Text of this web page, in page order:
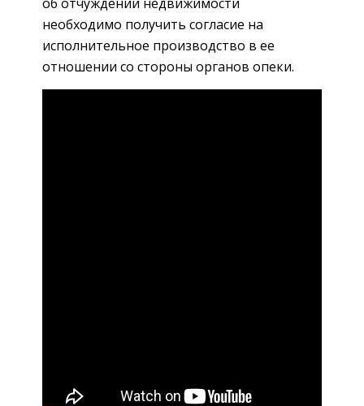
необходимо получить согласие на
исполнительное производство в ее
отношении со стороны органов опеки.